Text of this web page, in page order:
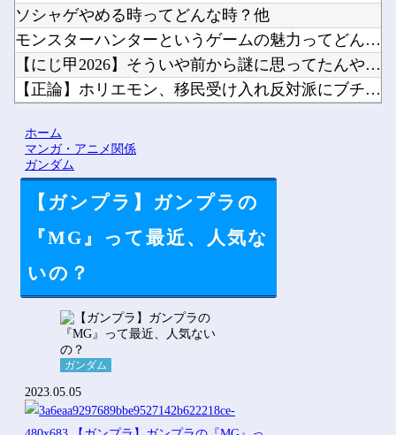
ソシャゲやめる時ってどんな時？他
モンスターハンターというゲームの魅力ってどんな部分だと思う？...
【にじ甲2026】そういや前から謎に思ってたんやがなんでマド...
【正論】ホリエモン、移民受け入れ反対派にブチギレ→スタジオ誰...
Powered by livedoor 相互RSS
ホーム
マンガ・アニメ関係
ガンダム
【ガンプラ】ガンプラの
『MG』って最近、人気な
いの？
ガンダム
2023.05.05